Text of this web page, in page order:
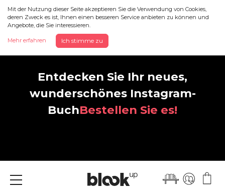
Mit der Nutzung dieser Seite akzeptieren Sie die Verwendung von Cookies,
deren Zweck es ist, Ihnen einen besseren Service anbieten zu können und
Angebote, die Sie interessieren.
Mehr erfahren Ich stimme zu
Entdecken Sie Ihr neues,
wunderschönes Instagram-
BuchBestellen Sie es!
Menü